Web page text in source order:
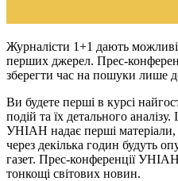
Журналісти 1+1 дають
перших джерел. Прес-
зберегти час на пошуки лише
Ви будете перші в курсі
подій та їх детального
УНІАН надає перші матеріали,
через декілька годин будуть
газет. Прес-конференції
тонкощі світових новин.